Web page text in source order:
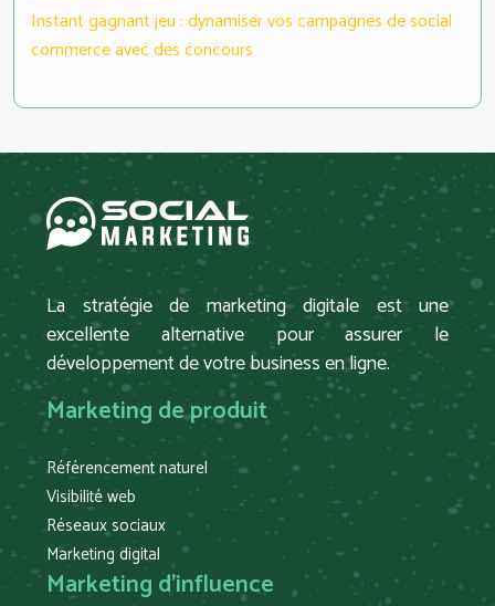
Instant gagnant jeu : dynamiser vos campagnes de social
commerce avec des concours
La stratégie de marketing digitale est une
excellente alternative pour assurer le
développement de votre business en ligne.
Marketing de produit
Référencement naturel
Visibilité web
Réseaux sociaux
Marketing digital
Marketing d’influence